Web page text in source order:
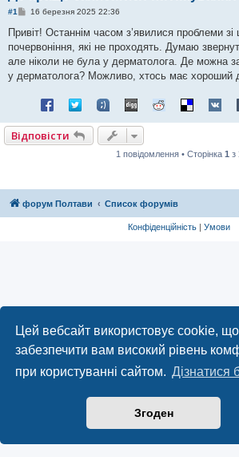
Цей вебсайт використовує cookie,
забезпечити вам високий рівень
при користуванні сайтом. Дізнатися
Згоден
#1
П
в
д
о
л
16 березня 2025 22:36
Привіт! Останнім часом з’явилися проблеми
почервоніння, які не проходять. Думаю
але ніколи не була у дерматолога. Де можна
у дерматолога? Можливо, хтось має хороший
Відповісти
1 повідомлення • Сторінка 1 з
форум Полтави Список форумів
Конфіденційність | Умови